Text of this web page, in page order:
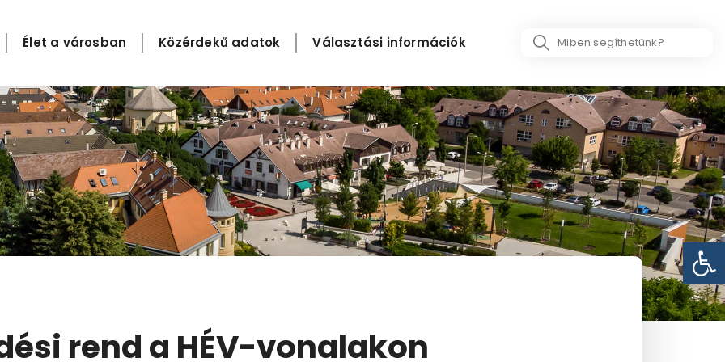
Élet a városban Közérdekű adatok Választási információk
Search
rend a HÉV-vonalakon